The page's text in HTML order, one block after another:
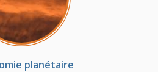
planétaire